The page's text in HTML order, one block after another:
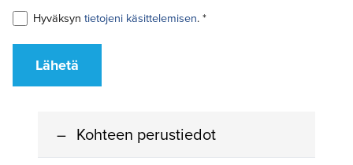
Hyväksyn tietojeni käsittelemisen. *
Lähetä
Kohteen perustiedot